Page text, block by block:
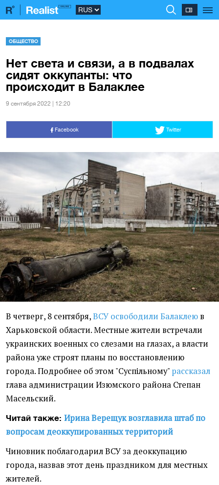
ОБЩЕСТВО
Нет света и связи, а в подвалах
сидят оккупанты: что
происходит в Балаклее
9 сентября 2022 | 12:20
Facebook Twitter
В четверг, 8 сентября,ВСУ освободили Балаклею в
Харьковской области. Местные жители встречали
украинских военных со слезами на глазах, а власти
района уже строят планы по восстановлению
города. Подробнее об этом "Суспільному" рассказал
глава администрации Изюмского района Степан
Масельский.
Читай также: Ирина Верещук возглавила штаб по
вопросам деоккупированных территорий
Чиновник поблагодарил ВСУ за деоккупацию
города, назвав этот день праздником для местных
жителей.